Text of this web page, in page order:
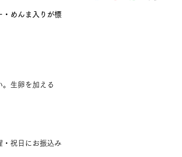
・めんま入りが標
。生卵を加える
祝日にお振込み